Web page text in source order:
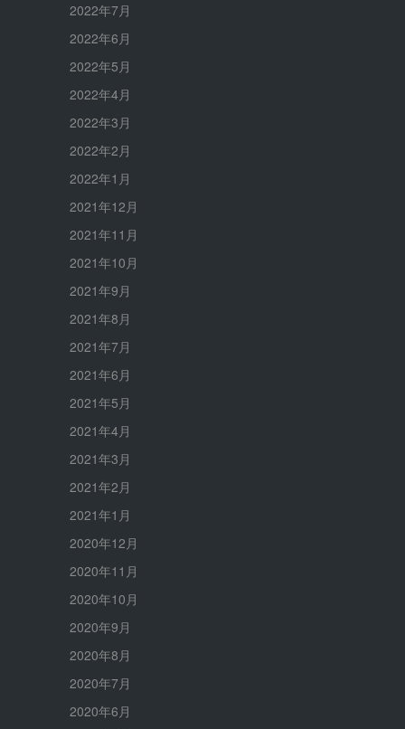
2022年7月
2022年6月
2022年5月
2022年4月
2022年3月
2022年2月
2022年1月
2021年12月
2021年11月
2021年10月
2021年9月
2021年8月
2021年7月
2021年6月
2021年5月
2021年4月
2021年3月
2021年2月
2021年1月
2020年12月
2020年11月
2020年10月
2020年9月
2020年8月
2020年7月
2020年6月